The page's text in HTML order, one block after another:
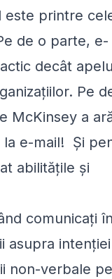
este printre
de o parte, e-
decât
Pe
McKinsey a
la e-mail! Și
abilitățile și
comunicați
asupra
non-verbale